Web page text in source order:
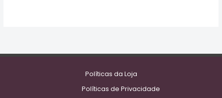
Políticas da Loja
Políticas de Privacidade